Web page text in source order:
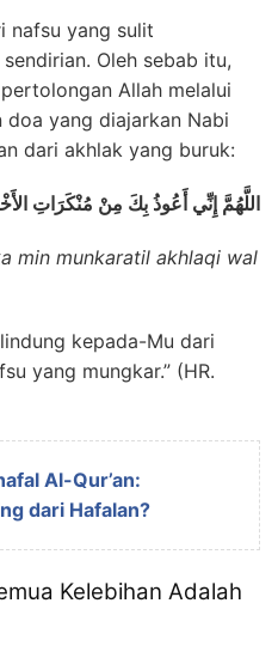
nafsu yang sulit
Oleh sebab itu,
Allah melalui
yang diajarkan Nabi
dari akhlak yang buruk:
اللَّهُمَّ إِنِّي أَعُوذُ بِكَ مِنْ مُنْكَرَاتِ
min munkaratil akhlaqi wal
kepada-Mu dari
yang mungkar.” (HR.
Al-Qur’an:
dari Hafalan?
Kelebihan Adalah